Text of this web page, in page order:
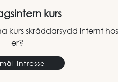
kurs
kurs skräddarsydd internt hos
er?
intresse